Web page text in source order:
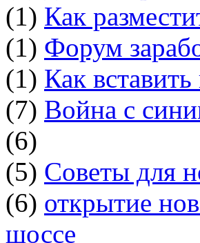
(1) Как
(1) Форум
(1) Как
(7) Война с
(6)
(5) Советы для
(6) открытие
шоссе